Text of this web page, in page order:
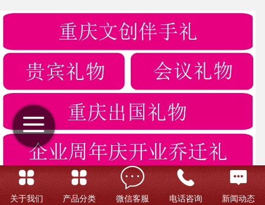
非遗荣昌安陶
关于我们 产品分类 微信客服 电话咨询 新闻动态